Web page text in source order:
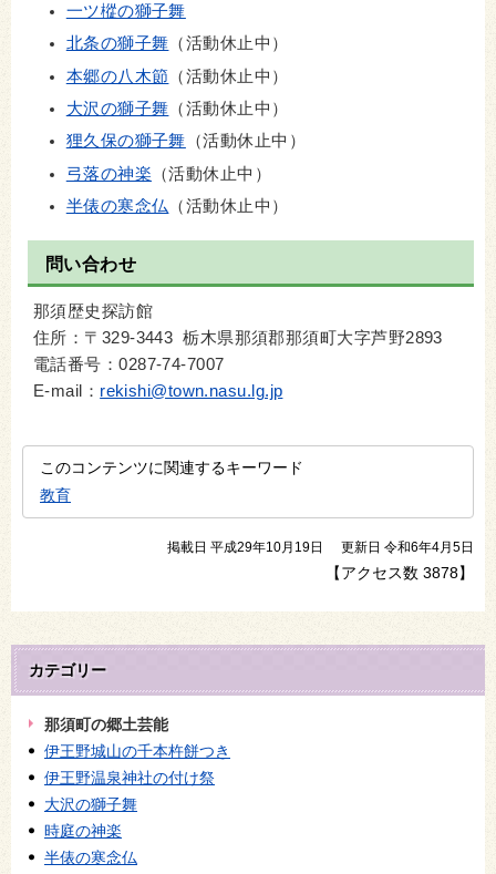
一ツ樅の獅子舞
北条の獅子舞 （活動休止中）
本郷の八木節 （活動休止中）
大沢の獅子舞 （活動休止中）
狸久保の獅子舞 （活動休止中）
弓落の神楽 （活動休止中）
半俵の寒念仏 （活動休止中）
問い合わせ
那須歴史探訪館
住所：〒329-3443 栃木県那須郡那須町大字芦野2893
電話番号：0287-74-7007
E-mail： rekishi@town.nasu.lg.jp
このコンテンツに関連するキーワード
教育
掲載日 平成29年10月19日 更新日 令和6年4月5日
【アクセス数 3878】
カテゴリー
那須町の郷土芸能
伊王野城山の千本杵餅つき
伊王野温泉神社の付け祭
大沢の獅子舞
時庭の神楽
半俵の寒念仏